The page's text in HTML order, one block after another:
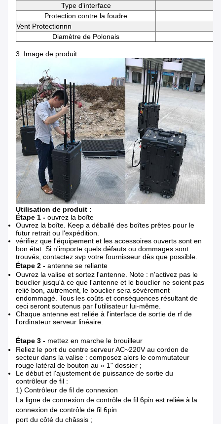
Type d'interface
Protection contre la foudre
Vent Protectionnn
Diamètre de Polonais
3. Image de produit
Utilisation de produit :
Étape 1 - ouvrez la boîte
Ouvrez la boîte. Keep a déballé des boîtes prêtes pour le
futur retrait ou l'expédition.
vérifiez que l'équipement et les accessoires ouverts sont en
bon état. Si n'importe quels défauts ou dommages sont
trouvés, contactez svp votre fournisseur dès que possible.
Étape 2 - antenne se reliante
Ouvrez la valise et sortez l'antenne. Note : n'activez pas le
bouclier jusqu'à ce que l'antenne et le bouclier ne soient pas
relié bon, autrement, le bouclier sera sévèrement
endommagé. Tous les coûts et conséquences résultant de
ceci seront soutenus par l'utilisateur lui-même.
Chaque antenne est reliée à l'interface de sortie de rf de
l'ordinateur serveur linéaire.
Étape 3 - mettez en marche le brouilleur
Reliez le port du centre serveur AC~220V au cordon de
secteur dans la valise : composez alors le commutateur
rouge latéral de bouton au « 1" dossier ;
Le début et l'ajustement de puissance de sortie du
contrôleur de fil :
1) Contrôleur de fil de connexion
La ligne de connexion de contrôle de fil 6pin est reliée à la
connexion de contrôle de fil 6pin
port du côté du châssis ;